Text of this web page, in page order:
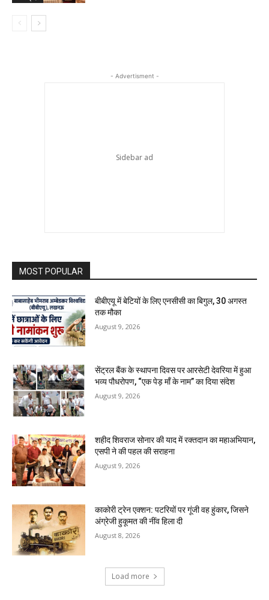
- Advertisment -
MOST POPULAR
बीबीएयू में बेटियों के लिए एनसीसी का बिगुल, 30 अगस्त
तक मौका
August 9, 2026
सेंट्रल बैंक के स्थापना दिवस पर आरसेटी देवरिया में हुआ
भव्य पौधरोपण, “एक पेड़ माँ के नाम” का दिया संदेश
August 9, 2026
शहीद शिवराज सोनार की याद में रक्तदान का महाअभियान,
एसपी ने की पहल की सराहना
August 9, 2026
काकोरी ट्रेन एक्शन: पटरियों पर गूंजी वह हुंकार, जिसने
अंग्रेजी हुकूमत की नींव हिला दी
August 8, 2026
Load more